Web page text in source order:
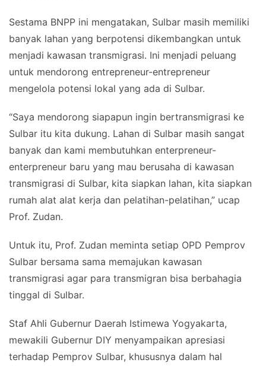
Sestama BNPP ini mengatakan, Sulbar masih memiliki
banyak lahan yang berpotensi dikembangkan untuk
menjadi kawasan transmigrasi. Ini menjadi peluang
untuk mendorong entrepreneur-entrepreneur
mengelola potensi lokal yang ada di Sulbar.
“Saya mendorong siapapun ingin bertransmigrasi ke
Sulbar itu kita dukung. Lahan di Sulbar masih sangat
banyak dan kami membutuhkan enterpreneur-
enterpreneur baru yang mau berusaha di kawasan
transmigrasi di Sulbar, kita siapkan lahan, kita siapkan
rumah alat alat kerja dan pelatihan-pelatihan,” ucap
Prof. Zudan.
Untuk itu, Prof. Zudan meminta setiap OPD Pemprov
Sulbar bersama sama memajukan kawasan
transmigrasi agar para transmigran bisa berbahagia
tinggal di Sulbar.
Staf Ahli Gubernur Daerah Istimewa Yogyakarta,
mewakili Gubernur DIY menyampaikan apresiasi
terhadap Pemprov Sulbar, khususnya dalam hal